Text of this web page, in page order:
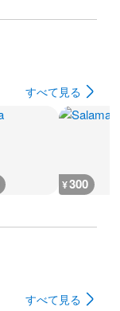
すべて見る
¥300
すべて見る